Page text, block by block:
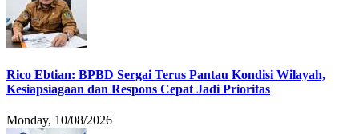
Rico Ebtian: BPBD Sergai Terus Pantau Kondisi Wilayah,
Kesiapsiagaan dan Respons Cepat Jadi Prioritas
Monday, 10/08/2026